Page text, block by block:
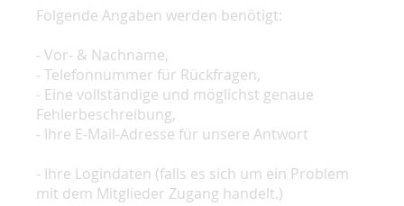
Folgende Angaben werden benötigt:
- Vor- & Nachname,
- Telefonnummer für Rückfragen,
- Eine vollständige und möglichst genaue
Fehlerbeschreibung,
- Ihre E-Mail-Adresse für unsere Antwort
- Ihre Logindaten (falls es sich um ein Problem
mit dem Mitglieder Zugang handelt.)